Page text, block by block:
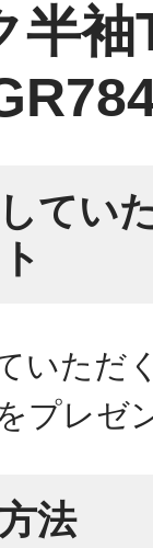
半
てい
いただ
プレゼ
法